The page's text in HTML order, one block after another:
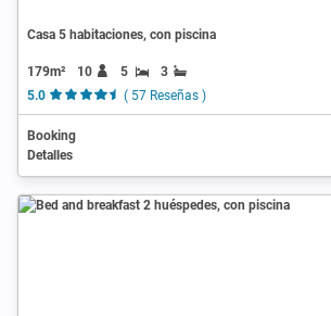
Casa 5 habitaciones, con piscina
179m² 10 5
3
5.0
( 57 Reseñas )
Booking
Detalles